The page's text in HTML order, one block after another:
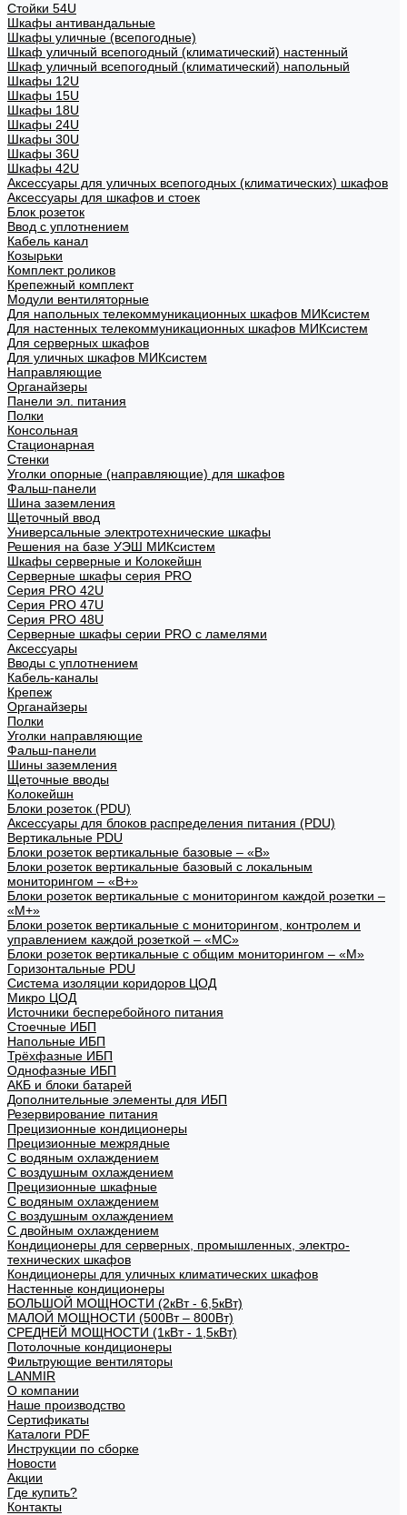
Стойки 54U
Шкафы антивандальные
Шкафы уличные (всепогодные)
Шкаф уличный всепогодный (климатический) настенный
Шкаф уличный всепогодный (климатический) напольный
Шкафы 12U
Шкафы 15U
Шкафы 18U
Шкафы 24U
Шкафы 30U
Шкафы 36U
Шкафы 42U
Аксессуары для уличных всепогодных (климатических) шкафов
Аксессуары для шкафов и стоек
Блок розеток
Ввод с уплотнением
Кабель канал
Козырьки
Комплект роликов
Крепежный комплект
Модули вентиляторные
Для напольных телекоммуникационных шкафов МИКсистем
Для настенных телекоммуникационных шкафов МИКсистем
Для серверных шкафов
Для уличных шкафов МИКсистем
Направляющие
Органайзеры
Панели эл. питания
Полки
Консольная
Стационарная
Стенки
Уголки опорные (направляющие) для шкафов
Фальш-панели
Шина заземления
Щеточный ввод
Универсальные электротехнические шкафы
Решения на базе УЭШ МИКсистем
Шкафы серверные и Колокейшн
Серверные шкафы серия PRO
Серия PRO 42U
Серия PRO 47U
Серия PRO 48U
Серверные шкафы серии PRO с ламелями
Аксессуары
Вводы с уплотнением
Кабель-каналы
Крепеж
Органайзеры
Полки
Уголки направляющие
Фальш-панели
Шины заземления
Щеточные вводы
Колокейшн
Блоки розеток (PDU)
Аксессуары для блоков распределения питания (PDU)
Вертикальные PDU
Блоки розеток вертикальные базовые – «В»
Блоки розеток вертикальные базовый с локальным
мониторингом – «В+»
Блоки розеток вертикальные с мониторингом каждой розетки –
«М+»
Блоки розеток вертикальные с мониторингом, контролем и
управлением каждой розеткой – «МС»
Блоки розеток вертикальные с общим мониторингом – «М»
Горизонтальные PDU
Система изоляции коридоров ЦОД
Микро ЦОД
Источники бесперебойного питания
Стоечные ИБП
Напольные ИБП
Трёхфазные ИБП
Однофазные ИБП
АКБ и блоки батарей
Дополнительные элементы для ИБП
Резервирование питания
Прецизионные кондиционеры
Прецизионные межрядные
С водяным охлаждением
С воздушным охлаждением
Прецизионные шкафные
С водяным охлаждением
С воздушным охлаждением
С двойным охлаждением
Кондиционеры для серверных, промышленных, электро-
технических шкафов
Кондиционеры для уличных климатических шкафов
Настенные кондиционеры
БОЛЬШОЙ МОЩНОСТИ (2кВт - 6,5кВт)
МАЛОЙ МОЩНОСТИ (500Вт – 800Вт)
СРЕДНЕЙ МОЩНОСТИ (1кВт - 1,5кВт)
Потолочные кондиционеры
Фильтрующие вентиляторы
LANMIR
О компании
Наше производство
Сертификаты
Каталоги PDF
Инструкции по сборке
Новости
Акции
Где купить?
Контакты